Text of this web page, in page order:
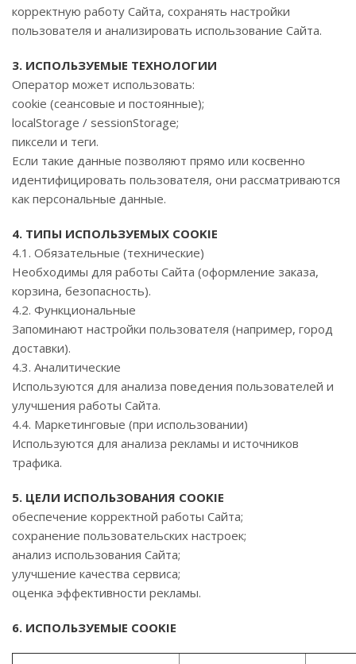
корректную работу Сайта, сохранять настройки
пользователя и анализировать использование Сайта.
3. ИСПОЛЬЗУЕМЫЕ ТЕХНОЛОГИИ
Оператор может использовать:
cookie (сеансовые и постоянные);
localStorage / sessionStorage;
пиксели и теги.
Если такие данные позволяют прямо или косвенно
идентифицировать пользователя, они рассматриваются
как персональные данные.
4. ТИПЫ ИСПОЛЬЗУЕМЫХ COOKIE
4.1. Обязательные (технические)
Необходимы для работы Сайта (оформление заказа,
корзина, безопасность).
4.2. Функциональные
Запоминают настройки пользователя (например, город
доставки).
4.3. Аналитические
Используются для анализа поведения пользователей и
улучшения работы Сайта.
4.4. Маркетинговые (при использовании)
Используются для анализа рекламы и источников
трафика.
5. ЦЕЛИ ИСПОЛЬЗОВАНИЯ COOKIE
обеспечение корректной работы Сайта;
сохранение пользовательских настроек;
анализ использования Сайта;
улучшение качества сервиса;
оценка эффективности рекламы.
6. ИСПОЛЬЗУЕМЫЕ COOKIE